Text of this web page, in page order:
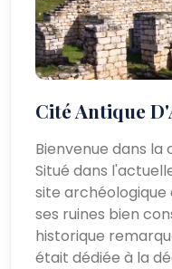
Cité Antique
Bienvenue dans la
Situé dans
site
ses ruines bien
historique
était dédiée à la